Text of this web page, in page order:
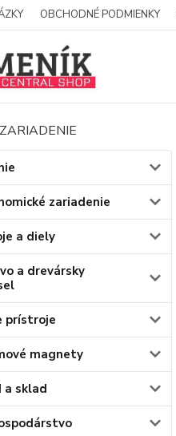
OBCHODNÉ PODMIENKY
zariadenie
a diely
a drevársky
prístroje
magnety
a sklad